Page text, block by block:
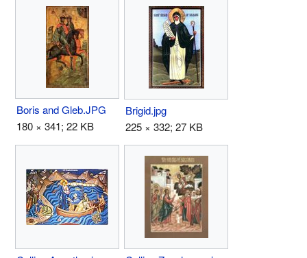
Boris and Gleb.JPG
180 × 341; 22 KB
Brigid.jpg
225 × 332; 27 KB